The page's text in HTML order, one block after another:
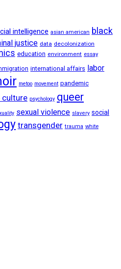
intelligence asian american black
justice data decolonization
education environment essay
international affairs labor
metoo movement pandemic
culture psychology queer
sexual violence slavery social
transgender trauma white